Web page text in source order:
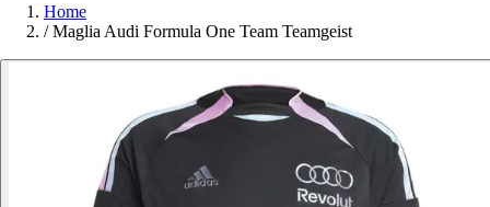
Home
/ Maglia Audi Formula One Team Teamgeist